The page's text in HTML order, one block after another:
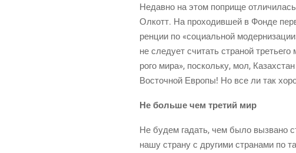
Недав­но на этом попри­ще
Олкотт. На про­хо­див­шей в Фон­де
рен­ции по «соци­аль­ной
не сле­ду­ет счи­тать стра­ной
ро­го мира», посколь­ку, мол,
Восточ­ной Евро­пы! Но все ли так
Не боль­ше чем тре­тий мир
Не будем гадать, чем было вызва­но
нашу стра­ну с дру­ги­ми стра­на­ми по